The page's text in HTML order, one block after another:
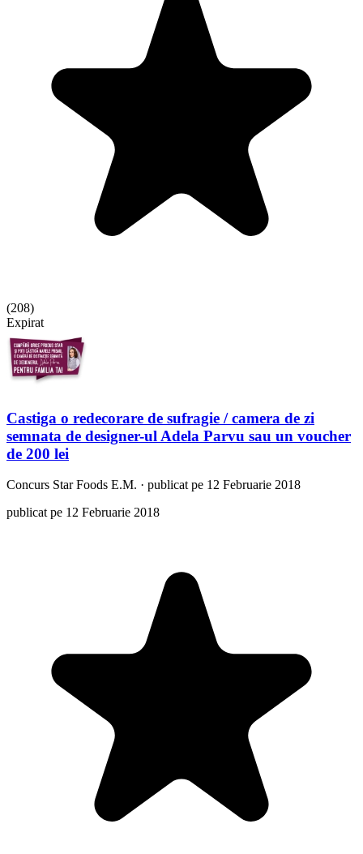
(208)
Expirat
Castiga o redecorare de sufragie / camera de zi
semnata de designer-ul Adela Parvu sau un voucher
de 200 lei
Concurs Star Foods E.M. · publicat pe 12 Februarie 2018
publicat pe 12 Februarie 2018